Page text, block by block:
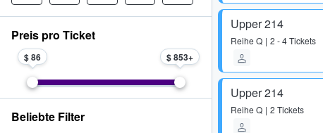
Upper 214
Reihe Q 2 - 4 Tickets
Upper 214
Reihe Q 2 Tickets
Preis pro Ticket
$ 86 $ 853
Beliebte Filter